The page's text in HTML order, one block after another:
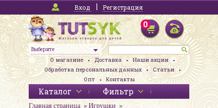
Вход Регистрация
Выберите
0
О магазине Доставка
Наши акции
Обработка персональных данных
Статьи
Опт
Контакты
Каталог Фильтр
Главная страница
Игрушки